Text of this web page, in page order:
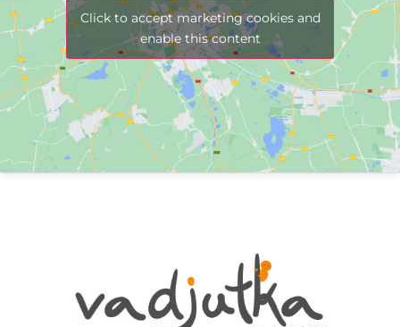
Click to accept marketing cookies and
enable this content